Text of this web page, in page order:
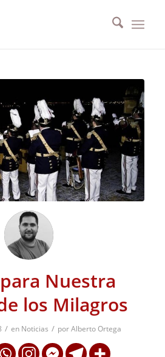
Nuestra
los Milagros
/ en Noticias / porAlberto Ortega